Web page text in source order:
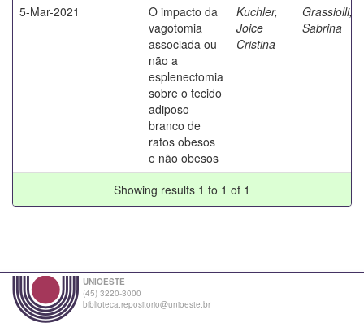
5-Mar-2021
O impacto da
vagotomia
associada ou
não a
esplenectomia
sobre o tecido
adiposo
branco de
ratos obesos
e não obesos
Kuchler,
Joice
Cristina
Grassiolli,
Sabrina
Showing results 1 to 1 of 1
UNIOESTE
(45) 3220-3000
biblioteca.repositorio@unioeste.br